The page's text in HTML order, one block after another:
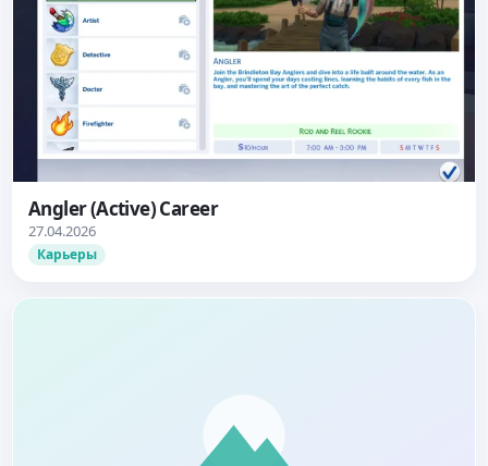
Angler (Active) Career
27.04.2026
Карьеры